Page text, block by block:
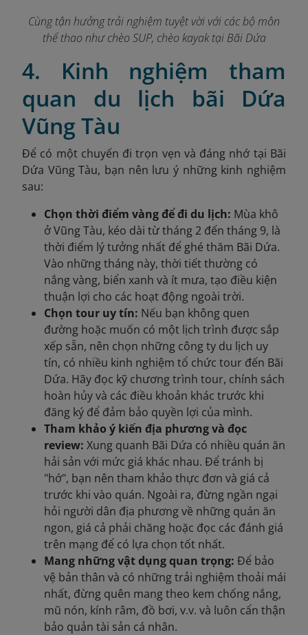
Cùng tận hưởng trải nghiệm tuyệt vời với các bộ môn
thể thao như chèo SUP, chèo kayak tại Bãi Dứa
4. Kinh nghiệm tham
quan du lịch bãi Dứa
Vũng Tàu
Để có một chuyến đi trọn vẹn và đáng nhớ tại Bãi
Dứa Vũng Tàu, bạn nên lưu ý những kinh nghiệm
sau:
Chọn thời điểm vàng để đi du lịch: Mùa khô
ở Vũng Tàu, kéo dài từ tháng 2 đến tháng 9, là
thời điểm lý tưởng nhất để ghé thăm Bãi Dứa.
Vào những tháng này, thời tiết thường có
nắng vàng, biển xanh và ít mưa, tạo điều kiện
thuận lợi cho các hoạt động ngoài trời.
Chọn tour uy tín: Nếu bạn không quen
đường hoặc muốn có một lịch trình được sắp
xếp sẵn, nên chọn những công ty du lịch uy
tín, có nhiều kinh nghiệm tổ chức tour đến Bãi
Dứa. Hãy đọc kỹ chương trình tour, chính sách
hoàn hủy và các điều khoản khác trước khi
đăng ký để đảm bảo quyền lợi của mình.
Tham khảo ý kiến địa phương và đọc
review: Xung quanh Bãi Dứa có nhiều quán ăn
hải sản với mức giá khác nhau. Để tránh bị
"hớ", bạn nên tham khảo thực đơn và giá cả
trước khi vào quán. Ngoài ra, đừng ngần ngại
hỏi người dân địa phương về những quán ăn
ngon, giá cả phải chăng hoặc đọc các đánh giá
trên mạng để có lựa chọn tốt nhất.
Mang những vật dụng quan trọng: Để bảo
vệ bản thân và có những trải nghiệm thoải mái
nhất, đừng quên mang theo kem chống nắng,
mũ nón, kính râm, đồ bơi, v.v. và luôn cẩn thận
bảo quản tài sản cá nhân.